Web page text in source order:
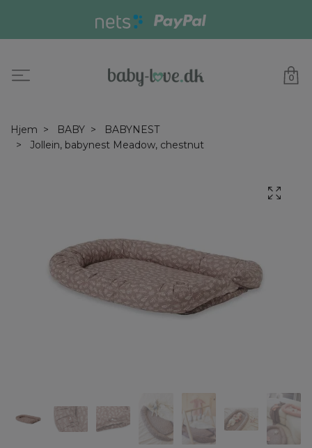
0
Hjem BABY
BABYNEST
Jollein, babynest Meadow, chestnut